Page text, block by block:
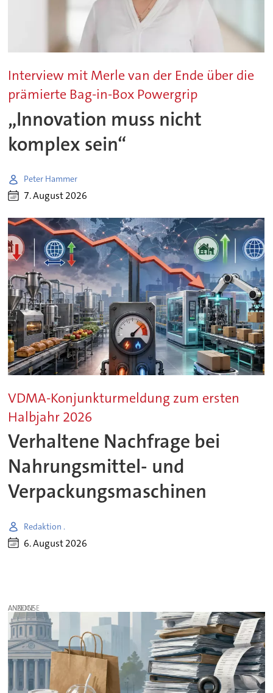
Interview mit Merle van der Ende über die
prämierte Bag-in-Box Powergrip
„Innovation muss nicht
komplex sein“
Peter Hammer
7. August 2026
VDMA-Konjunkturmeldung zum ersten
Halbjahr 2026
Verhaltene Nachfrage bei
Nahrungsmittel- und
Verpackungsmaschinen
Redaktion .
6. August 2026
ANZEIGE